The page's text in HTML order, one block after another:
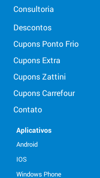
Consultoria
Descontos
Cupons Ponto Frio
Cupons Extra
Cupons Zattini
Cupons Carrefour
Contato
Aplicativos
Android
IOS
Windows Phone